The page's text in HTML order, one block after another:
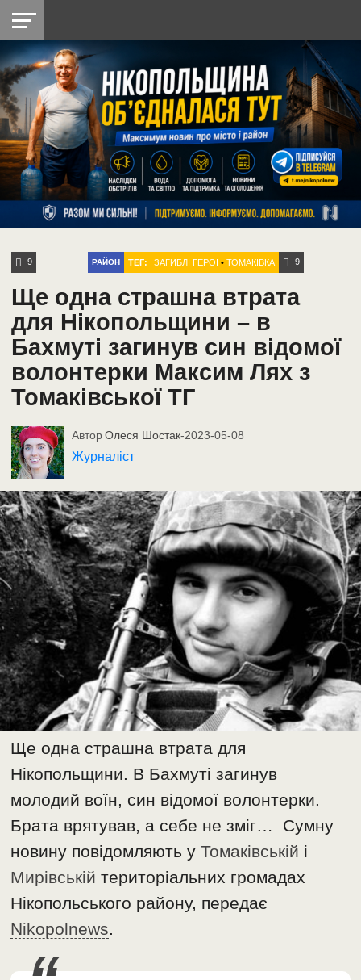
НІКОПОЛЬ
РАЙОН
СІЧЕСЛАВСЬКА
УКРАЇНА
РЕТРО
НІКОПОЛЬ
ЛАЙТ
УКРАЇНА
ДОПОМОГА
РАДІО
9 РАЙОН ТЕГ: ЗАГИБЛІ ГЕРОЇ •ТОМАКІВКА 9
Ще одна страшна втрата
для Нікопольщини – в
Бахмуті загинув син відомої
волонтерки Максим Лях з
Томаківської ТГ
Автор Олеся Шостак-2023-05-08
Журналіст
Ще одна страшна втрата для
Нікопольщини. В Бахмуті загинув
молодий воїн, син відомої волонтерки.
Брата врятував, а себе не зміг… Сумну
новину повідомляють уТомаківській і
Мирівській територіальних громадах
Нікопольського району, передає
Nikopolnews.